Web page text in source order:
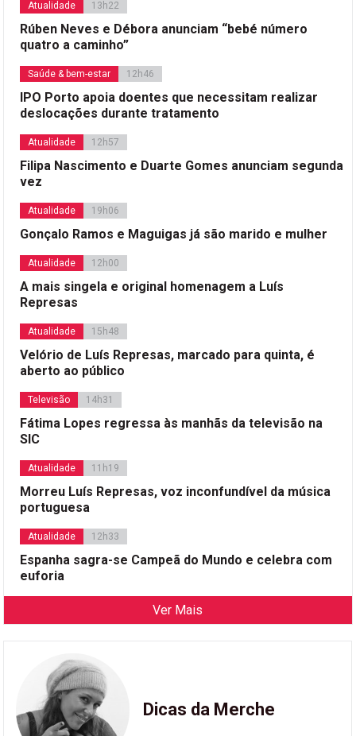
Atualidade 13h22
Rúben Neves e Débora anunciam “bebé número
quatro a caminho”
Saúde & bem-estar 12h46
IPO Porto apoia doentes que necessitam realizar
deslocações durante tratamento
Atualidade 12h57
Filipa Nascimento e Duarte Gomes anunciam segunda
vez
Atualidade 19h06
Gonçalo Ramos e Maguigas já são marido e mulher
Atualidade 12h00
A mais singela e original homenagem a Luís
Represas
Atualidade 15h48
Velório de Luís Represas, marcado para quinta, é
aberto ao público
Televisão 14h31
Fátima Lopes regressa às manhãs da televisão na
SIC
Atualidade 11h19
Morreu Luís Represas, voz inconfundível da música
portuguesa
Atualidade 12h33
Espanha sagra-se Campeã do Mundo e celebra com
euforia
Ver Mais
Dicas da Merche